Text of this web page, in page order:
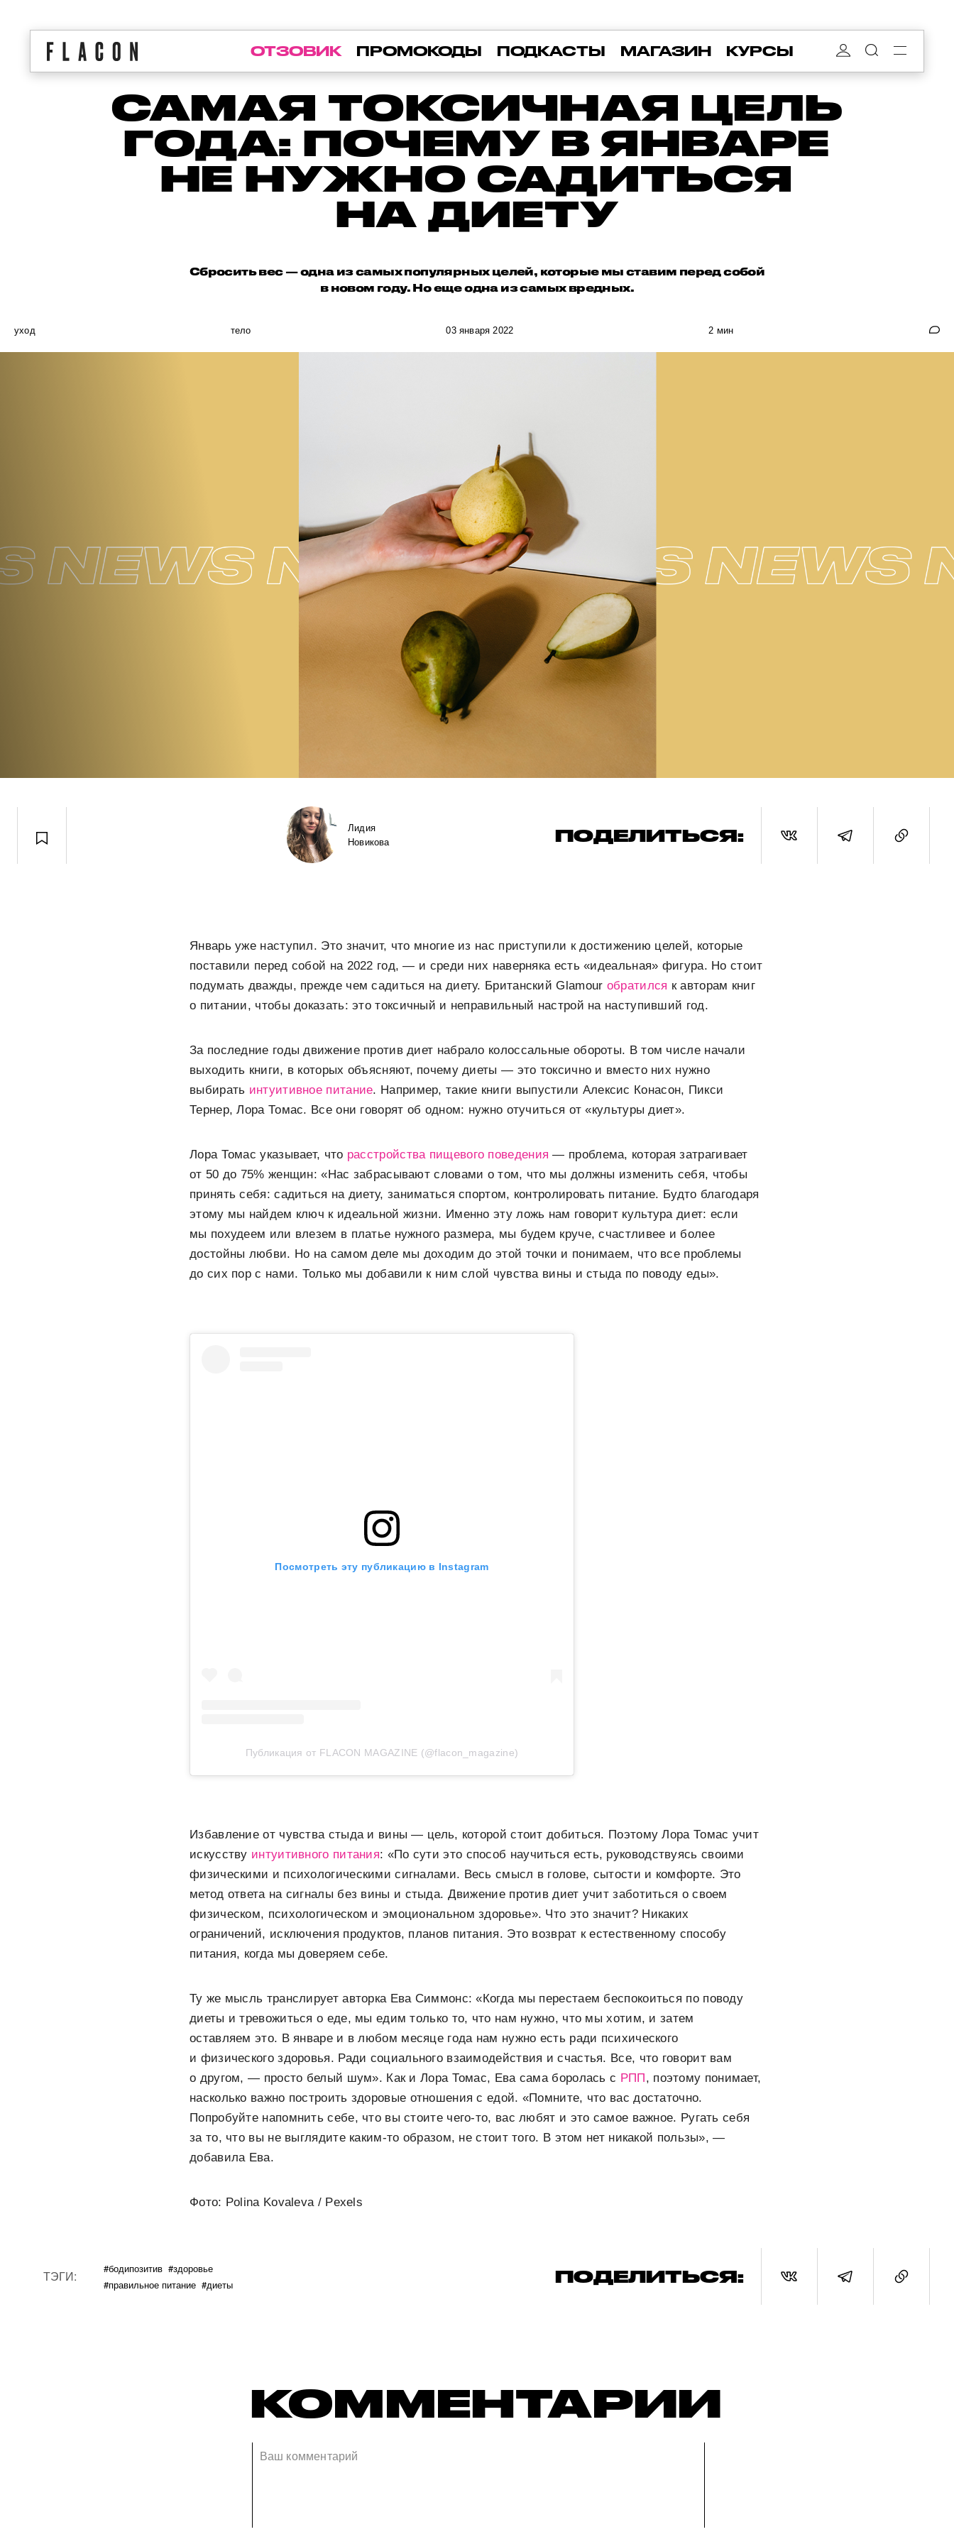
ОТЗОВИК ПРОМОКОДЫ ПОДКАСТЫ МАГАЗИН КУРСЫ
САМАЯ ТОКСИЧНАЯ ЦЕЛЬ
ГОДА: ПОЧЕМУ В ЯНВАРЕ
НЕ НУЖНО САДИТЬСЯ
НА ДИЕТУ
Сбросить вес — одна из самых популярных целей, которые мы ставим перед собой
в новом году. Но еще одна из самых вредных.
уход тело 03 января 2022 2 мин
Лидия
Новикова
ПОДЕЛИТЬСЯ:
Январь уже наступил. Это значит, что многие из нас приступили к достижению целей, которые
поставили перед собой на 2022 год, — и среди них наверняка есть «идеальная» фигура. Но стоит
подумать дважды, прежде чем садиться на диету. Британский Glamour обратился к авторам книг
о питании, чтобы доказать: это токсичный и неправильный настрой на наступивший год.
За последние годы движение против диет набрало колоссальные обороты. В том числе начали
выходить книги, в которых объясняют, почему диеты — это токсично и вместо них нужно
выбирать интуитивное питание. Например, такие книги выпустили Алексис Конасон, Пикси
Тернер, Лора Томас. Все они говорят об одном: нужно отучиться от «культуры диет».
Лора Томас указывает, что расстройства пищевого поведения — проблема, которая затрагивает
от 50 до 75% женщин: «Нас забрасывают словами о том, что мы должны изменить себя, чтобы
принять себя: садиться на диету, заниматься спортом, контролировать питание. Будто благодаря
этому мы найдем ключ к идеальной жизни. Именно эту ложь нам говорит культура диет: если
мы похудеем или влезем в платье нужного размера, мы будем круче, счастливее и более
достойны любви. Но на самом деле мы доходим до этой точки и понимаем, что все проблемы
до сих пор с нами. Только мы добавили к ним слой чувства вины и стыда по поводу еды».
Посмотреть эту публикацию в Instagram
Публикация от FLACON MAGAZINE (@flacon_magazine)
Избавление от чувства стыда и вины — цель, которой стоит добиться. Поэтому Лора Томас учит
искусству интуитивного питания: «По сути это способ научиться есть, руководствуясь своими
физическими и психологическими сигналами. Весь смысл в голове, сытости и комфорте. Это
метод ответа на сигналы без вины и стыда. Движение против диет учит заботиться о своем
физическом, психологическом и эмоциональном здоровье». Что это значит? Никаких
ограничений, исключения продуктов, планов питания. Это возврат к естественному способу
питания, когда мы доверяем себе.
Ту же мысль транслирует авторка Ева Симмонс: «Когда мы перестаем беспокоиться по поводу
диеты и тревожиться о еде, мы едим только то, что нам нужно, что мы хотим, и затем
оставляем это. В январе и в любом месяце года нам нужно есть ради психического
и физического здоровья. Ради социального взаимодействия и счастья. Все, что говорит вам
о другом, — просто белый шум». Как и Лора Томас, Ева сама боролась с РПП, поэтому понимает,
насколько важно построить здоровые отношения с едой. «Помните, что вас достаточно.
Попробуйте напомнить себе, что вы стоите чего-то, вас любят и это самое важное. Ругать себя
за то, что вы не выглядите каким-то образом, не стоит того. В этом нет никакой пользы», —
добавила Ева.
Фото: Polina Kovaleva / Pexels
ТЭГИ: #бодипозитив #здоровье
#правильное питание #диеты ПОДЕЛИТЬСЯ:
КОММЕНТАРИИ